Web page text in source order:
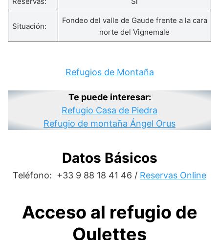
Situación:
Fondeo del valle de Gaude frente a la cara
norte del Vignemale
Refugios de Montaña
Te puede interesar:
Refugio Casa de Piedra
Refugio de montaña Ángel Orus
Datos Básicos
Teléfono: +33 9 88 18 41 46 / Reservas Online
Acceso al refugio de
Oulettes